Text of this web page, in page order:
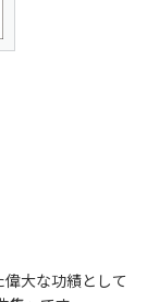
大な功績として